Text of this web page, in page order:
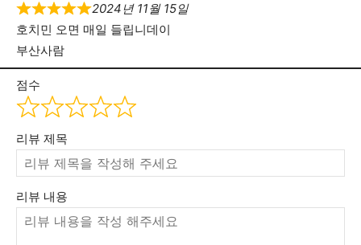
2024년 11월 15일
호치민 오면 매일 들립니데이
부산사람
점수
리뷰 제목
리뷰 내용